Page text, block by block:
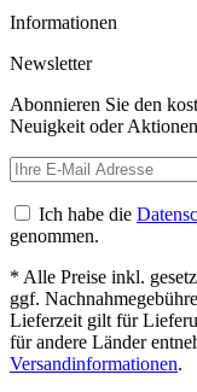
Informationen
Newsletter
Abonnieren Sie den
Neuigkeit oder
Ich habe die
genommen.
* Alle Preise inkl.
ggf.
Lieferzeit gilt für
für andere Länder
Versandinformationen.